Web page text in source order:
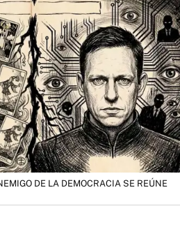
DE LA DEMOCRACIA SE REÚNE